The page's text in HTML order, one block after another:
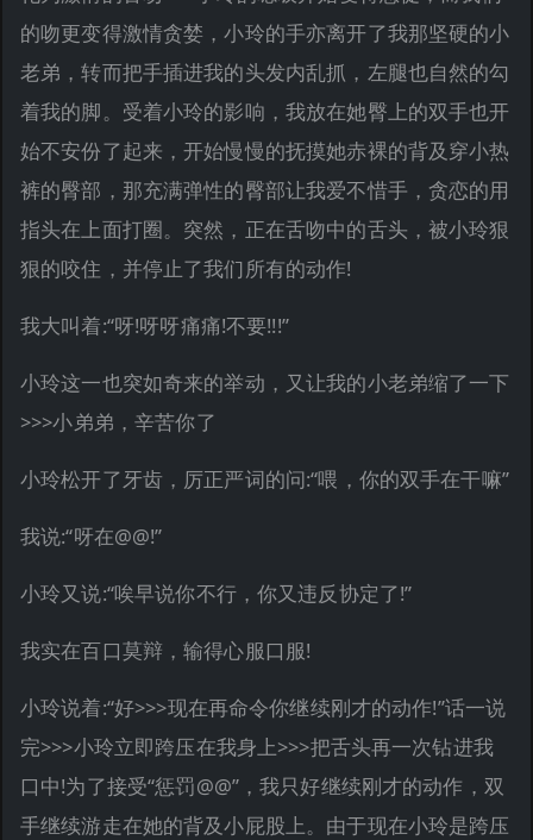
的吻更变得激情贪婪，小玲的手亦离开了我那坚硬的小
老弟，转而把手插进我的头发内乱抓，左腿也自然的勾
着我的脚。受着小玲的影响，我放在她臀上的双手也开
始不安份了起来，开始慢慢的抚摸她赤裸的背及穿小热
裤的臀部，那充满弹性的臀部让我爱不惜手，贪恋的用
指头在上面打圈。突然，正在舌吻中的舌头，被小玲狠
狠的咬住，并停止了我们所有的动作!
我大叫着:“呀!呀呀痛痛!不要!!!”
小玲这一也突如奇来的举动，又让我的小老弟缩了一下
>>>小弟弟，辛苦你了
小玲松开了牙齿，厉正严词的问:“喂，你的双手在干嘛”
我说:“呀在@@!”
小玲又说:“唉早说你不行，你又违反协定了!”
我实在百口莫辩，输得心服口服!
小玲说着:“好>>>现在再命令你继续刚才的动作!”话一说
完>>>小玲立即跨压在我身上>>>把舌头再一次钻进我
口中!为了接受“惩罚@@”，我只好继续刚才的动作，双
手继续游走在她的背及小屁股上。由于现在小玲是跨压